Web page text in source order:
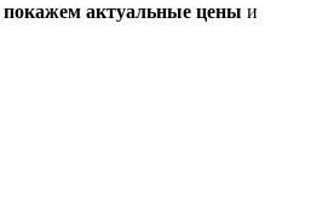
покажем актуальные цены и